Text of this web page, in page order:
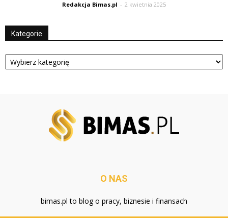
Redakcja Bimas.pl - 2 kwietnia 2025
Kategorie
Kategorie
O NAS
bimas.pl to blog o pracy, biznesie i finansach